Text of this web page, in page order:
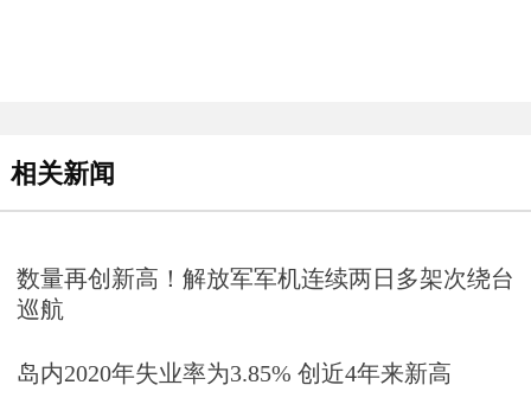
相关新闻
数量再创新高！解放军军机连续两日多架次绕台
巡航
岛内2020年失业率为3.85% 创近4年来新高